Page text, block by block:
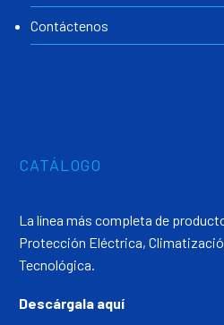
Contáctenos
CATÁLOGO
La línea más completa de
Protección Eléctrica,
Tecnológica.
Descárgala aquí